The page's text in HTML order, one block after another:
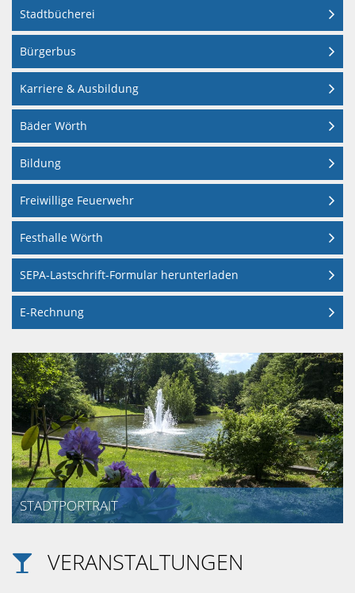
AM
WÖRTH
AM
RHEIN
UMGANG
GEWÄSSERN
ORDNUNG
BÜRGERBUS
UND
KONFESSION
MUSIK
SOZIAL
UND
CARITATIV
SPORT
Stadtbücherei
Bürgerbus
Karriere & Ausbildung
Bäder Wörth
Bildung
Freiwillige Feuerwehr
Festhalle Wörth
SEPA-Lastschrift-Formular herunterladen
E-Rechnung
STADTPORTRAIT
 VERANSTALTUNGEN